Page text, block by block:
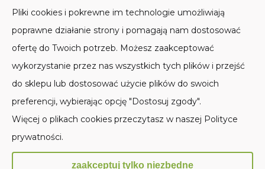
Do koszyka
MOJE KONTO
PŁATNOŚCI I DOSTAWA
Pliki cookies i pokrewne im technologie umożliwiają
poprawne działanie strony i pomagają nam dostosować
ofertę do Twoich potrzeb. Możesz zaakceptować
wykorzystanie przez nas wszystkich tych plików i przejść
do sklepu lub dostosować użycie plików do swoich
preferencji, wybierając opcję "Dostosuj zgody".
Więcej o plikach cookies przeczytasz w naszej Polityce
prywatności.
zaakceptuj tylko niezbędne